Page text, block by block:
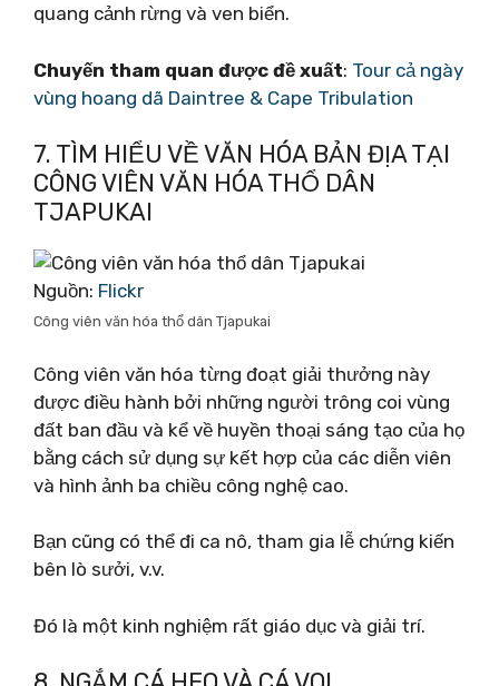
quang cảnh rừng và ven biển.
Chuyến tham quan được đề xuất: Tour cả ngày
vùng hoang dã Daintree & Cape Tribulation
7. TÌM HIỂU VỀ VĂN HÓA BẢN ĐỊA TẠI
CÔNG VIÊN VĂN HÓA THỔ DÂN
TJAPUKAI
Nguồn: Flickr
Công viên văn hóa thổ dân Tjapukai
Công viên văn hóa từng đoạt giải thưởng này
được điều hành bởi những người trông coi vùng
đất ban đầu và kể về huyền thoại sáng tạo của họ
bằng cách sử dụng sự kết hợp của các diễn viên
và hình ảnh ba chiều công nghệ cao.
Bạn cũng có thể đi ca nô, tham gia lễ chứng kiến ​​
bên lò sưởi, v.v.
Đó là một kinh nghiệm rất giáo dục và giải trí.